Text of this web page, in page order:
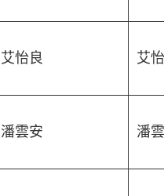
艾怡良 艾
潘雲安 潘